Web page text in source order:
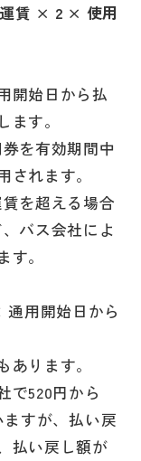
賃 × 2 × 使用
開始日から払
す。
を有効期間中
れます。
を超える場合
バス会社によ
。
用開始日から
ります。
で520円から
すが、払い戻
払い戻し額が